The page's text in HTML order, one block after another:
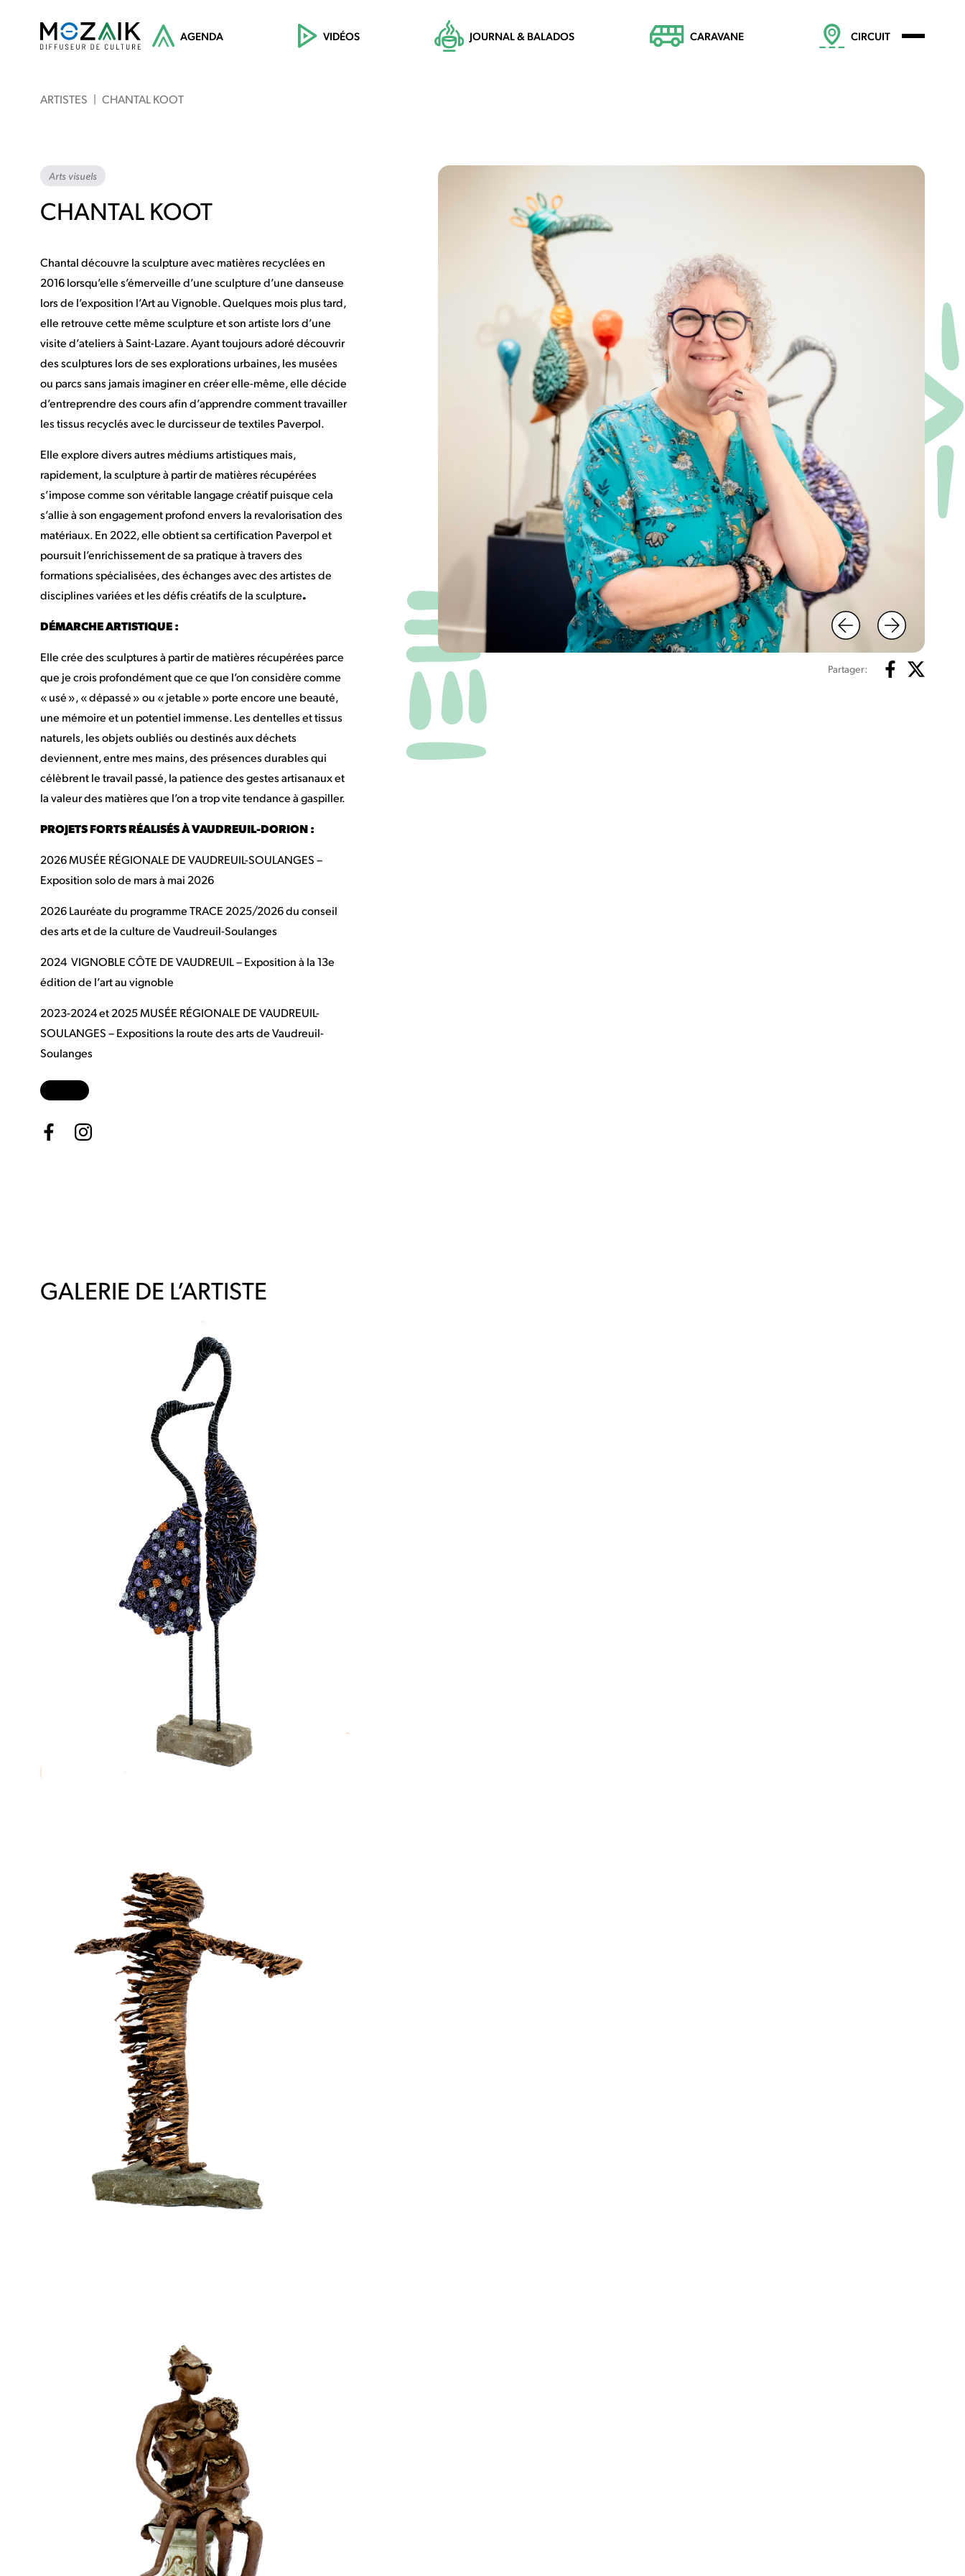
AGENDA VIDÉOS JOURNAL & BALADOS CARAVANE CIRCUIT
ARTISTES | CHANTAL KOOT
Arts visuels
CHANTAL KOOT
Chantal découvre la sculpture avec matières recyclées en
2016 lorsqu’elle s’émerveille d’une sculpture d’une danseuse
lors de l’exposition l’Art au Vignoble. Quelques mois plus tard,
elle retrouve cette même sculpture et son artiste lors d’une
visite d’ateliers à Saint-Lazare. Ayant toujours adoré découvrir
des sculptures lors de ses explorations urbaines, les musées
ou parcs sans jamais imaginer en créer elle-même, elle décide
d’entreprendre des cours afin d’apprendre comment travailler
les tissus recyclés avec le durcisseur de textiles Paverpol.
Elle explore divers autres médiums artistiques mais,
rapidement, la sculpture à partir de matières récupérées
s’impose comme son véritable langage créatif puisque cela
s’allie à son engagement profond envers la revalorisation des
matériaux. En 2022, elle obtient sa certification Paverpol et
poursuit l’enrichissement de sa pratique à travers des
formations spécialisées, des échanges avec des artistes de
disciplines variées et les défis créatifs de la sculpture.
DÉMARCHE ARTISTIQUE :
Elle crée des sculptures à partir de matières récupérées parce
que je crois profondément que ce que l’on considère comme
« usé », « dépassé » ou « jetable » porte encore une beauté,
une mémoire et un potentiel immense. Les dentelles et tissus
naturels, les objets oubliés ou destinés aux déchets
deviennent, entre mes mains, des présences durables qui
célèbrent le travail passé, la patience des gestes artisanaux et
la valeur des matières que l’on a trop vite tendance à gaspiller.
PROJETS FORTS RÉALISÉS À VAUDREUIL-DORION :
2026 MUSÉE RÉGIONALE DE VAUDREUIL-SOULANGES –
Exposition solo de mars à mai 2026
2026 Lauréate du programme TRACE 2025/2026 du conseil
des arts et de la culture de Vaudreuil-Soulanges
2024 VIGNOBLE CÔTE DE VAUDREUIL – Exposition à la 13e
édition de l’art au vignoble
2023-2024 et 2025 MUSÉE RÉGIONALE DE VAUDREUIL-
SOULANGES – Expositions la route des arts de Vaudreuil-
Soulanges
GALERIE DE L’ARTISTE
Partager: